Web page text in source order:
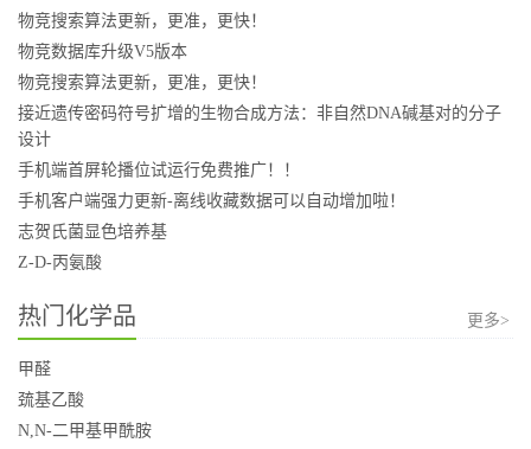
物竞搜索算法更新，更准，更快！
物竞数据库升级V5版本
物竞搜索算法更新，更准，更快！
接近遗传密码符号扩增的生物合成方法：非自然DNA碱基对的分子
设计
手机端首屏轮播位试运行免费推广！！
手机客户端强力更新-离线收藏数据可以自动增加啦！
志贺氏菌显色培养基
Z-D-丙氨酸
热门化学品 更多>
甲醛
巯基乙酸
N,N-二甲基甲酰胺